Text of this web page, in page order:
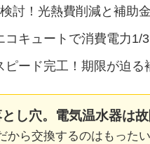
討！光熱費削減と補助
キュートで消費電力1/
ード完工！期限が迫る
し穴。電気温水器は
から交換するのはもった